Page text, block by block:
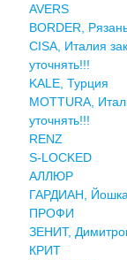
AVERS
BORDER,
CISA, Италия
уточнять!!!
KALE, Турция
MOTTURA,
уточнять!!!
RENZ
S-LOCKED
АЛЛЮР
ГАРДИАН,
ПРОФИ
ЗЕНИТ,
КРИТ